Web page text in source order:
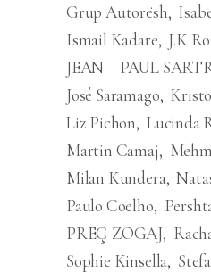
Grup Autorësh
Ismail Kadare J.K
JEAN – PAUL
José Saramago
Liz Pichon Lucinda
Martin Camaj
Milan Kundera
Paulo Coelho
PREÇ ZOGAJ
Sophie Kinsella